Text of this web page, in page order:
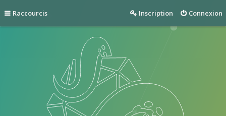
Raccourcis Connexion
Inscription